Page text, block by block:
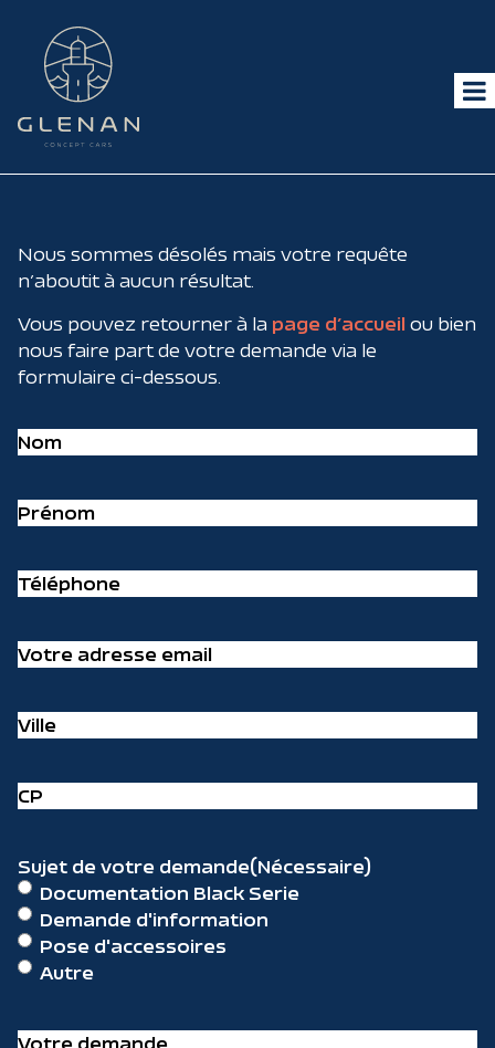
Nous sommes désolés mais votre requête
n’aboutit à aucun résultat.
Vous pouvez retourner à la page d’accueil ou bien
nous faire part de votre demande via le
formulaire ci-dessous.
Nom(Nécessaire)
Prénom(Nécessaire)
Téléphone
Votre
Ville
CP
Sujet de votre demande(Nécessaire)
Documentation Black Serie
Demande d'information
Pose d'accessoires
Autre
Votre